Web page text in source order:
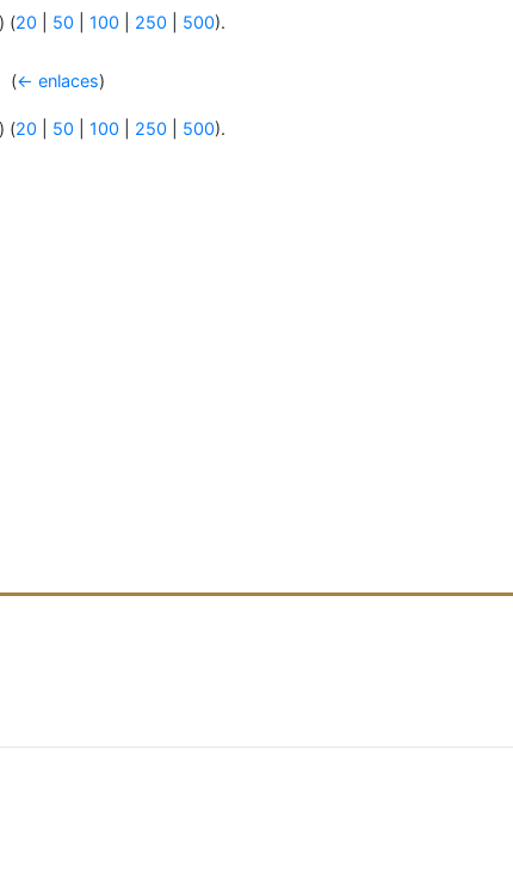
(20 50 100 250 500).
(← enlaces)
(20 50 100 250 500).